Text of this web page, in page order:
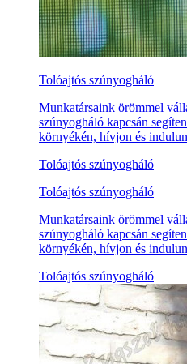
Tolóajtós szúnyogháló
Munkatársaink örömmel
szúnyogháló kapcsán
környékén, hívjon és
Tolóajtós szúnyogháló
Tolóajtós szúnyogháló
Munkatársaink örömmel
szúnyogháló kapcsán
környékén, hívjon és
Tolóajtós szúnyogháló